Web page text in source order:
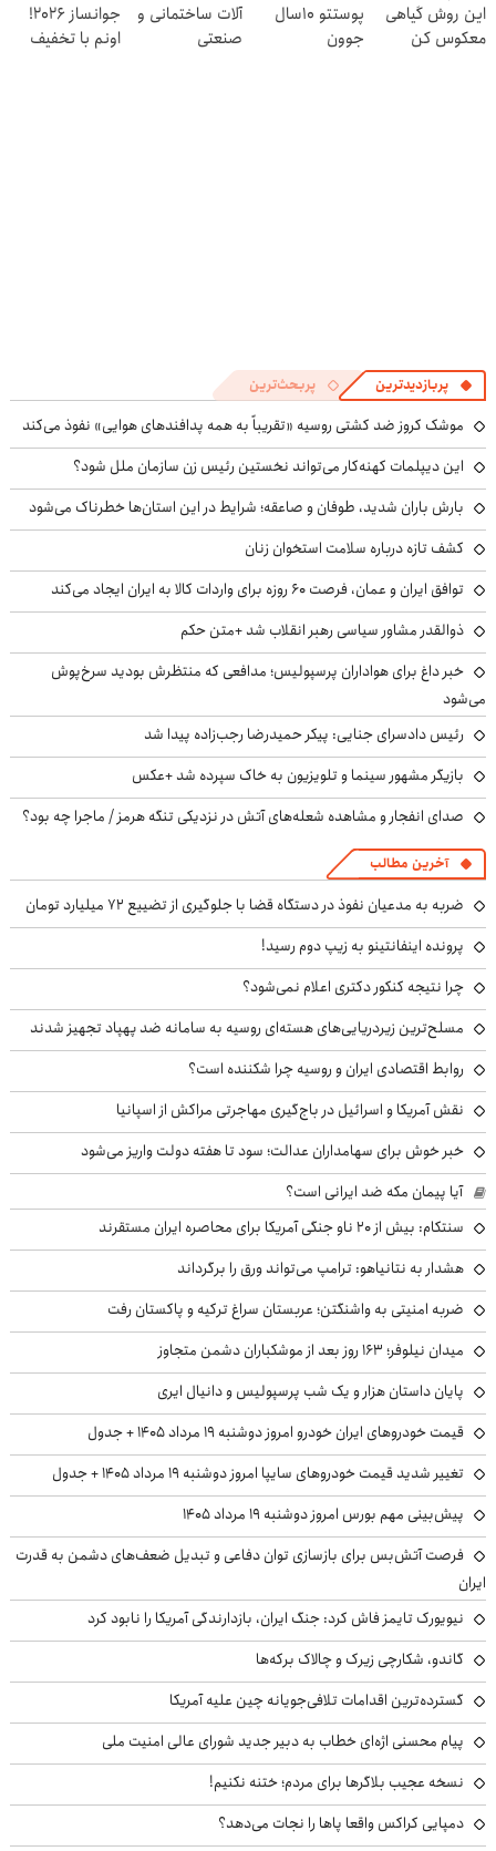
این روش گیاهی
معکوس کن
پوستتو 10سال
جوون
آلات ساختمانی و
صنعتی
جوانساز 2026!
اونم با تخفیف
پربازدیدترین پربحث‌ترین
موشک کروز ضد کشتی روسیه «تقریباً به همه پدافندهای هوایی» نفوذ می‌کند
این دیپلمات کهنه‌کار می‌تواند نخستین رئیس زن سازمان ملل شود؟
بارش باران شدید، طوفان و صاعقه؛ شرایط در این استان‌ها خطرناک می‌شود
کشف تازه درباره سلامت استخوان زنان
توافق ایران و عمان، فرصت ۶۰ روزه برای واردات کالا به ایران ایجاد می‌کند
ذوالقدر مشاور سیاسی رهبر انقلاب شد +متن حکم
خبر داغ برای هواداران پرسپولیس؛ مدافعی که منتظرش بودید سرخ‌پوش
می‌شود
رئیس دادسرای جنایی: پیکر حمیدرضا رجب‌زاده پیدا شد
بازیگر مشهور سینما و تلویزیون به خاک سپرده شد +عکس
صدای انفجار و مشاهده شعله‌های آتش در نزدیکی تنگه هرمز / ماجرا چه بود؟
آخرین مطالب
ضربه به مدعیان نفوذ در دستگاه قضا با جلوگیری از تضییع ۷۲ میلیارد تومان
پرونده اینفانتینو به زیپ دوم رسید!
چرا نتیجه کنکور دکتری اعلام نمی‌شود؟
مسلح‌ترین زیردریایی‌های هسته‌ای روسیه به سامانه ضد پهپاد تجهیز شدند
روابط اقتصادی ایران و روسیه چرا شکننده است؟
نقش آمریکا و اسرائیل در باج‌گیری مهاجرتی مراکش از اسپانیا
خبر خوش برای سهامداران عدالت؛ سود تا هفته دولت واریز می‌شود
آیا پیمان مکه ضد ایرانی است؟
سنتکام: بیش از ۲۰ ناو جنگی آمریکا برای محاصره ایران مستقرند
هشدار به نتانیاهو: ترامپ می‌تواند ورق را برگرداند
ضربه امنیتی به واشنگتن؛ عربستان سراغ ترکیه و پاکستان رفت
میدان نیلوفر؛ ۱۶۳ روز بعد از موشکباران دشمن متجاوز
پایان داستان هزار و یک شب پرسپولیس و دانیال ایری
قیمت خودروهای ایران خودرو امروز دوشنبه ۱۹ مرداد ۱۴۰۵ + جدول
تغییر شدید قیمت خودروهای سایپا امروز دوشنبه ۱۹ مرداد ۱۴۰۵ + جدول
پیش‌بینی مهم بورس امروز دوشنبه ۱۹ مرداد ۱۴۰۵
فرصت آتش‌بس برای بازسازی توان دفاعی و تبدیل ضعف‌های دشمن به قدرت
ایران
نیویورک تایمز فاش کرد: جنگ ایران، بازدارندگی آمریکا را نابود کرد
گاندو، شکارچی زیرک و چالاک برکه‌ها
گسترده‌ترین اقدامات تلافی‌جویانه چین علیه آمریکا
پیام محسنی اژه‌ای خطاب به دبیر جدید شورای عالی امنیت ملی
نسخه عجیب بلاگرها برای مردم؛ ختنه نکنیم!
دمپایی کراکس واقعا پاها را نجات می‌دهد؟